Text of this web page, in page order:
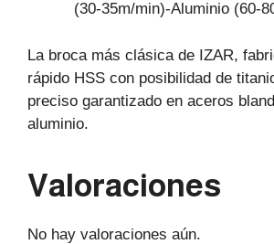
(30-35m/min)-Aluminio (60-
La broca más clásica de IZAR,
rápido HSS con posibilidad de
preciso garantizado en aceros
aluminio.
Valoraciones
No hay valoraciones aún.